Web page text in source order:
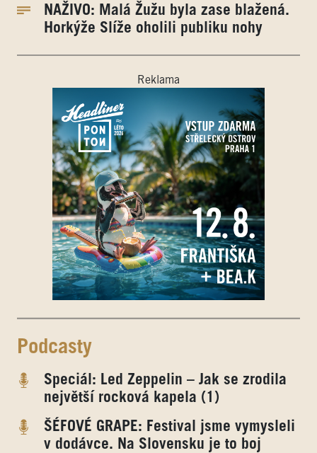
NAŽIVO: Malá Žužu byla zase blažená.
Horkýže Slíže oholili publiku nohy
Reklama
Podcasty
Speciál: Led Zeppelin – Jak se zrodila
největší rocková kapela (1)
ŠÉFOVÉ GRAPE: Festival jsme vymysleli
v dodávce. Na Slovensku je to boj